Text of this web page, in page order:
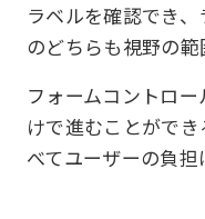
ラベルを確認でき
のどちらも視野の範
フォームコントロ
けで進むことがで
べてユーザーの負担